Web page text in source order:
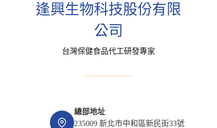
逢興生物科技股份有限
公司
台灣保健食品代工研發專家
總部地址
235009 新北市中和區新民街33號